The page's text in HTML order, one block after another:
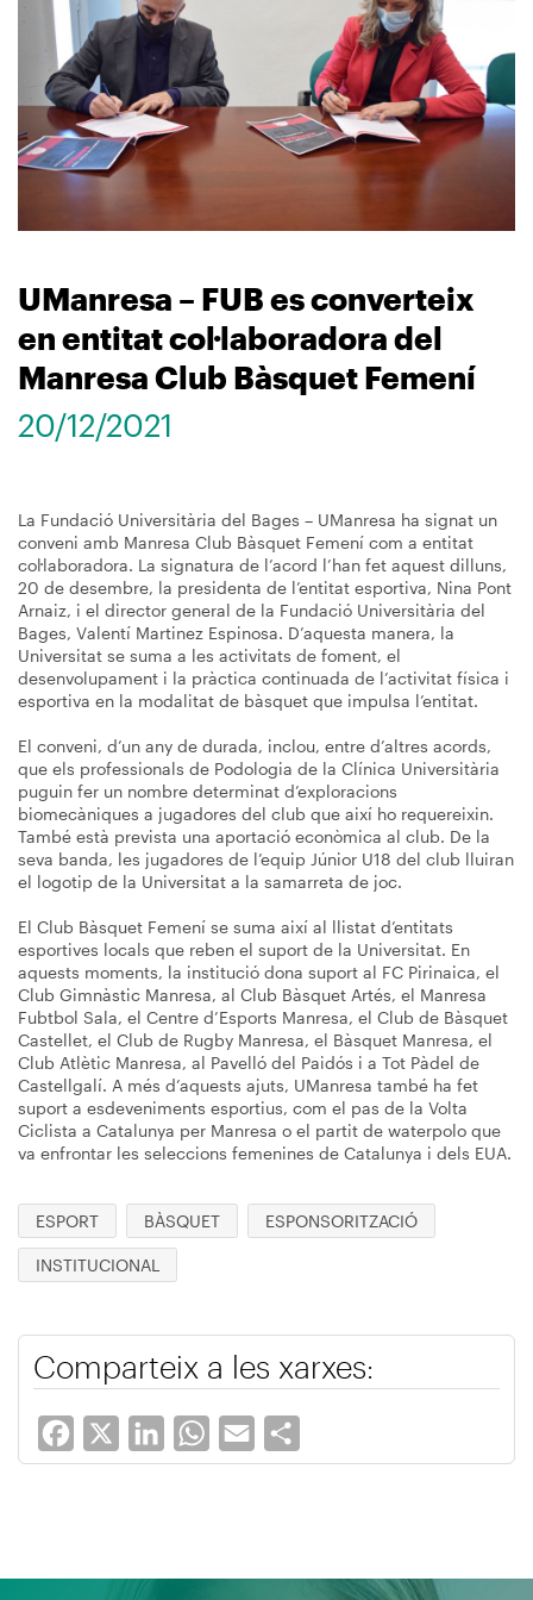
UManresa – FUB es converteix
en entitat col·laboradora del
Manresa Club Bàsquet Femení
20/12/2021
La Fundació Universitària del Bages – UManresa ha signat un
conveni amb Manresa Club Bàsquet Femení com a entitat
col·laboradora. La signatura de l’acord l’han fet aquest dilluns,
20 de desembre, la presidenta de l’entitat esportiva, Nina Pont
Arnaiz, i el director general de la Fundació Universitària del
Bages, Valentí Martinez Espinosa. D’aquesta manera, la
Universitat se suma a les activitats de foment, el
desenvolupament i la pràctica continuada de l’activitat física i
esportiva en la modalitat de bàsquet que impulsa l’entitat.
El conveni, d’un any de durada, inclou, entre d’altres acords,
que els professionals de Podologia de la Clínica Universitària
puguin fer un nombre determinat d’exploracions
biomecàniques a jugadores del club que així ho requereixin.
També està prevista una aportació econòmica al club. De la
seva banda, les jugadores de l’equip Júnior U18 del club lluiran
el logotip de la Universitat a la samarreta de joc.
El Club Bàsquet Femení se suma així al llistat d’entitats
esportives locals que reben el suport de la Universitat. En
aquests moments, la institució dona suport al FC Pirinaica, el
Club Gimnàstic Manresa, al Club Bàsquet Artés, el Manresa
Fubtbol Sala, el Centre d’Esports Manresa, el Club de Bàsquet
Castellet, el Club de Rugby Manresa, el Bàsquet Manresa, el
Club Atlètic Manresa, al Pavelló del Paidós i a Tot Pàdel de
Castellgalí. A més d’aquests ajuts, UManresa també ha fet
suport a esdeveniments esportius, com el pas de la Volta
Ciclista a Catalunya per Manresa o el partit de waterpolo que
va enfrontar les seleccions femenines de Catalunya i dels EUA.
ESPORT BÀSQUET ESPONSORITZACIÓ
INSTITUCIONAL
Comparteix a les xarxes:
Facebook LinkedInWhatsApp
Email